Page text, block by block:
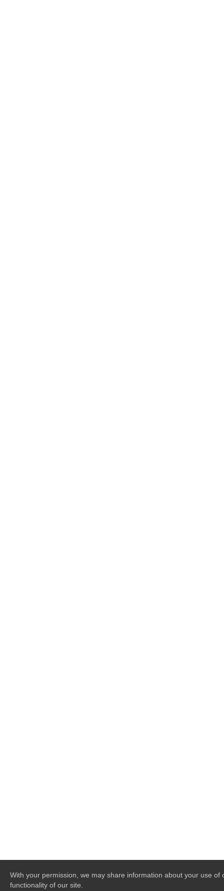
With your permission, we may share information about your use of
functionality of our site.